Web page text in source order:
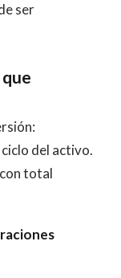
ser
del activo.
total